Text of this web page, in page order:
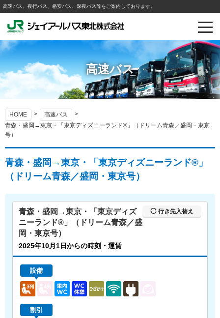
高速バス、夜行バス、格安バス、深夜バス等をご案内しております。
高速バス
HOME
高速バス
青森・盛岡→東京・「東京ディズニーランド®」（ドリーム青森／盛岡・東京
号）
青森・盛岡→東京・「東京ディズニーランド®」
（ドリーム青森／盛岡・東京号）
行き先入替え
青森・盛岡→東京・「東京ディズ
ニーランド®」（ドリーム青森／盛
岡・東京号）
2025年10月1日からの時刻・運賃
設備
割引